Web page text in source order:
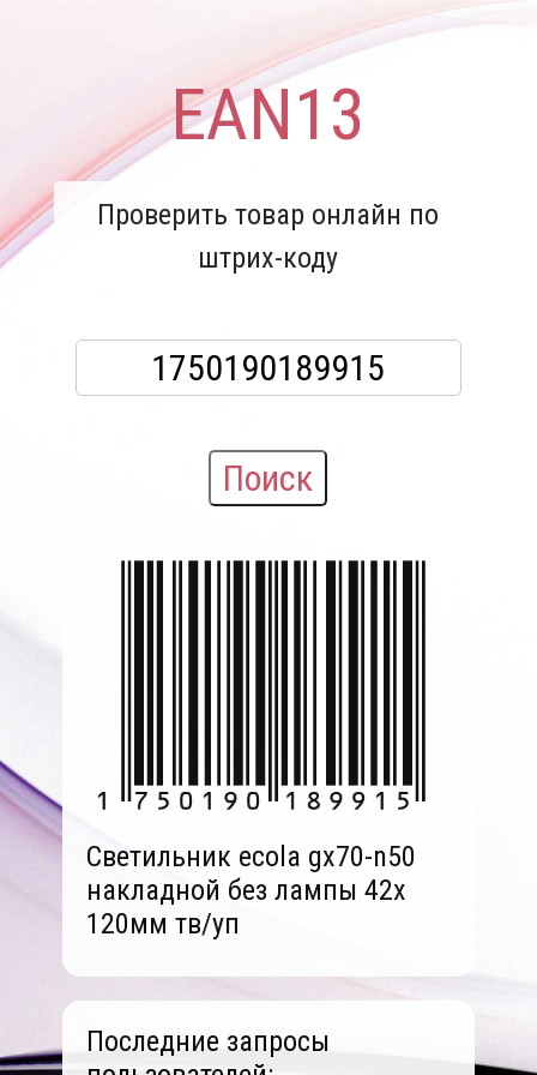
EAN13
Проверить товар онлайн по
штрих-коду
Поиск
Светильник ecola gx70-n50
накладной без лампы 42x
120мм тв/уп
Последние запросы